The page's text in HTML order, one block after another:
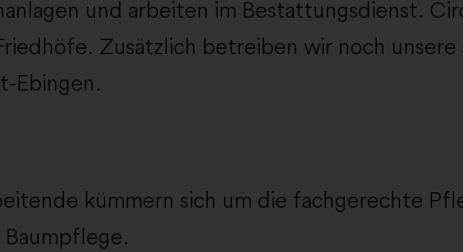
und arbeiten im Bestattungsdienst.
Zusätzlich betreiben wir noch unsere
Ebingen.
kümmern sich um die fachgerechte